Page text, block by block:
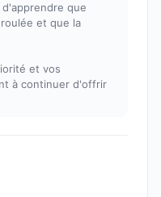
que
et que la
et vos
à continuer d'offrir